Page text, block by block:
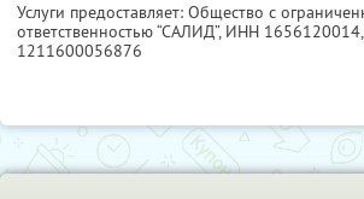
Услуги предоставляет: Общество с
ответственностью “САЛИД”, ИНН 1656120014
1211600056876